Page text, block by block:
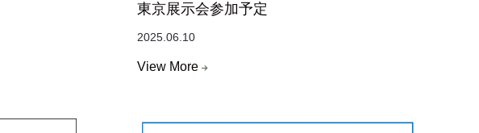
東京展示会参加予定
2025.06.10
View More